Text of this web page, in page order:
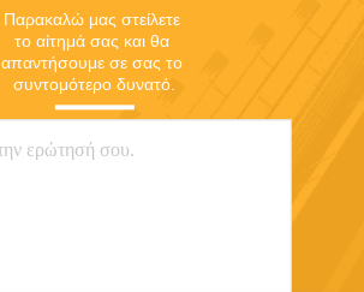
Παρακαλώ μας στείλετε
το αίτημά σας και θα
απαντήσουμε σε σας το
συντομότερο δυνατό.